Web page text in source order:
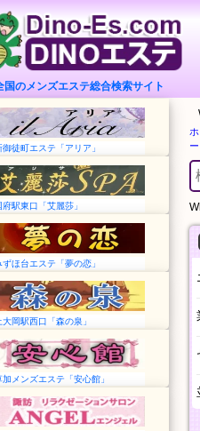
国のメンズエステ総合検索サイト
御徒町エステ「アリア」
府駅東口「艾麗莎」
ずほ台エステ「夢の恋」
大岡駅西口「森の泉」
加メンズエステ「安心館」